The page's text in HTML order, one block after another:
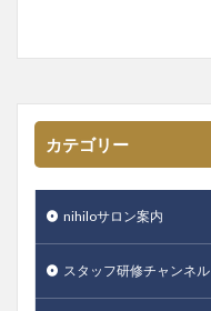
カテゴリー
nihiloサロン案内
スタッフ研修チャンネル